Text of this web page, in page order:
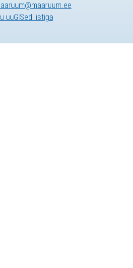
uuGISed listiga